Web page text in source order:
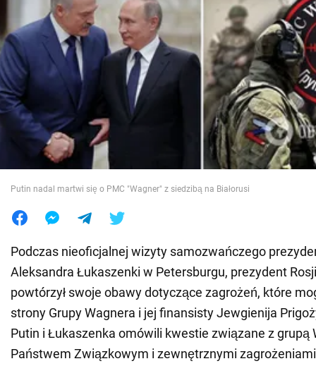
Społeczeństwo
Wojna na Ukrainie
Świat
Jedzenie
Putin nadal martwi się o PMC "Wagner" z siedzibą na Białorusi
Podczas nieoficjalnej wizyty samozwańczego
Aleksandra Łukaszenki w Petersburgu, prezydent
powtórzył swoje obawy dotyczące zagrożeń, które
strony Grupy Wagnera i jej finansisty Jewgienija
Putin i Łukaszenka omówili kwestie związane z grupą
Państwem Związkowym i zewnętrznymi